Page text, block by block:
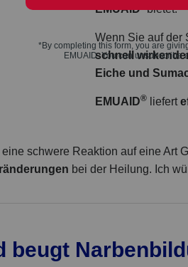
EMUAID bietet.
Wenn Sie auf der
schnell
Eiche und
EMUAID® liefert
eine schwere Reaktion auf eine Art
bei der Heilung. Ich
beugt